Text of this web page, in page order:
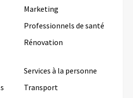
Marketing
Professionnels de santé
Rénovation
Services à la personne
Transport